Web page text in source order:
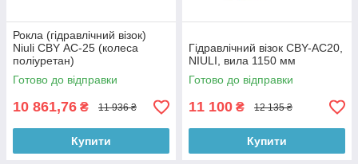
Рокла (гідравлічний візок)
Niuli CBY АС-25 (колеса
поліуретан)
Готово до відправки
10 861,76 ₴ 11 936 ₴
Купити
Гідравлічний візок CBY-AC20,
NIULI, вила 1150 мм
Готово до відправки
11 100 ₴ 12 135 ₴
Купити